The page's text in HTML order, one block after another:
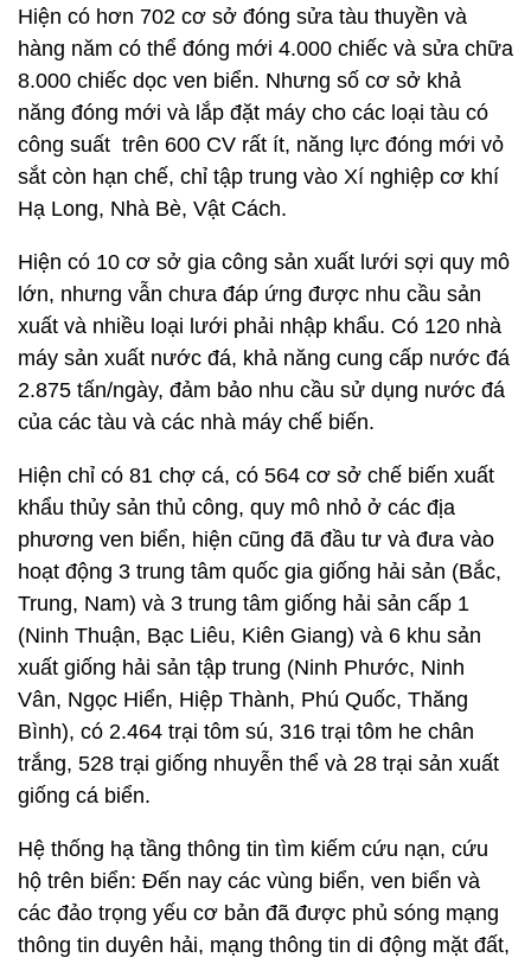
Hiện có hơn 702 cơ sở đóng sửa tàu thuyền và
hàng năm có thể đóng mới 4.000 chiếc và sửa chữa
8.000 chiếc dọc ven biển. Nhưng số cơ sở khả
năng đóng mới và lắp đặt máy cho các loại tàu có
công suất trên 600 CV rất ít, năng lực đóng mới vỏ
sắt còn hạn chế, chỉ tập trung vào Xí nghiệp cơ khí
Hạ Long, Nhà Bè, Vật Cách.
Hiện có 10 cơ sở gia công sản xuất lưới sợi quy mô
lớn, nhưng vẫn chưa đáp ứng được nhu cầu sản
xuất và nhiều loại lưới phải nhập khẩu. Có 120 nhà
máy sản xuất nước đá, khả năng cung cấp nước đá
2.875 tấn/ngày, đảm bảo nhu cầu sử dụng nước đá
của các tàu và các nhà máy chế biến.
Hiện chỉ có 81 chợ cá, có 564 cơ sở chế biến xuất
khẩu thủy sản thủ công, quy mô nhỏ ở các địa
phương ven biển, hiện cũng đã đầu tư và đưa vào
hoạt động 3 trung tâm quốc gia giống hải sản (Bắc,
Trung, Nam) và 3 trung tâm giống hải sản cấp 1
(Ninh Thuận, Bạc Liêu, Kiên Giang) và 6 khu sản
xuất giống hải sản tập trung (Ninh Phước, Ninh
Vân, Ngọc Hiển, Hiệp Thành, Phú Quốc, Thăng
Bình), có 2.464 trại tôm sú, 316 trại tôm he chân
trắng, 528 trại giống nhuyễn thể và 28 trại sản xuất
giống cá biển.
Hệ thống hạ tầng thông tin tìm kiếm cứu nạn, cứu
hộ trên biển: Đến nay các vùng biển, ven biển và
các đảo trọng yếu cơ bản đã được phủ sóng mạng
thông tin duyên hải, mạng thông tin di động mặt đất,